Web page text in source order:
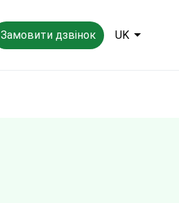
Замовити дзвінок UK